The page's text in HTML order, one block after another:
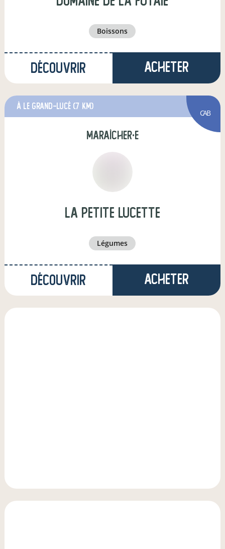
boissons
Découvrir Acheter
à Le Grand-Lucé (7 km)
CAB
maraîcher·e
La Petite Lucette
légumes
Découvrir Acheter